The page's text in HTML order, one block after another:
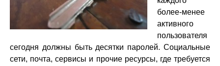
более-менее
активного
пользователя
сегодня должны быть десятки паролей. Социальные
сети, почта, сервисы и прочие ресурсы, где требуется